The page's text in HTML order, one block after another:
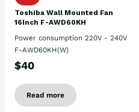
Toshiba Wall Mounted Fan
16Inch F-AWD60KH
Power consumption 220V - 240V
F-AWD60KH(W)
$40
Read more